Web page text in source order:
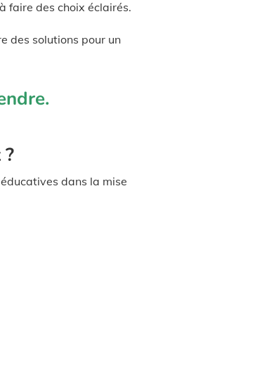
faire des choix éclairés.
des solutions pour un
dans la mise